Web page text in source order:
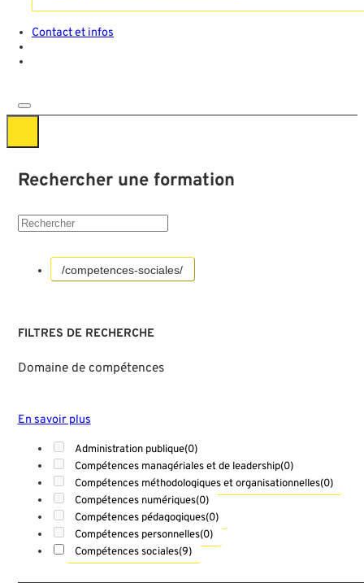
Contact et infos
Rechercher une formation
/competences-sociales/
FILTRES DE RECHERCHE
Domaine de compétences
En savoir plus
Administration publique(0)
Compétences managériales et de leadership(0)
Compétences méthodologiques et organisationnelles(0)
Compétences numériques(0)
Compétences pédagogiques(0)
Compétences personnelles(0)
Compétences sociales(9)